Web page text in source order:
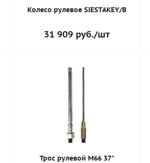
Колесо рулевое SIESTAKEY/B
31 909 руб./шт
Трос рулевой M66 37"